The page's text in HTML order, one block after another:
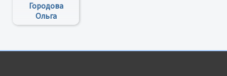
Городова
Ольга
Алексеевна